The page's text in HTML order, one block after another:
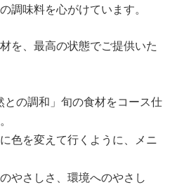
調味料を心がけています。
を、最高の状態でご提供いた
との調和」旬の食材をコース仕
色を変えて行くように、メニ
やさしさ、環境へのやさし